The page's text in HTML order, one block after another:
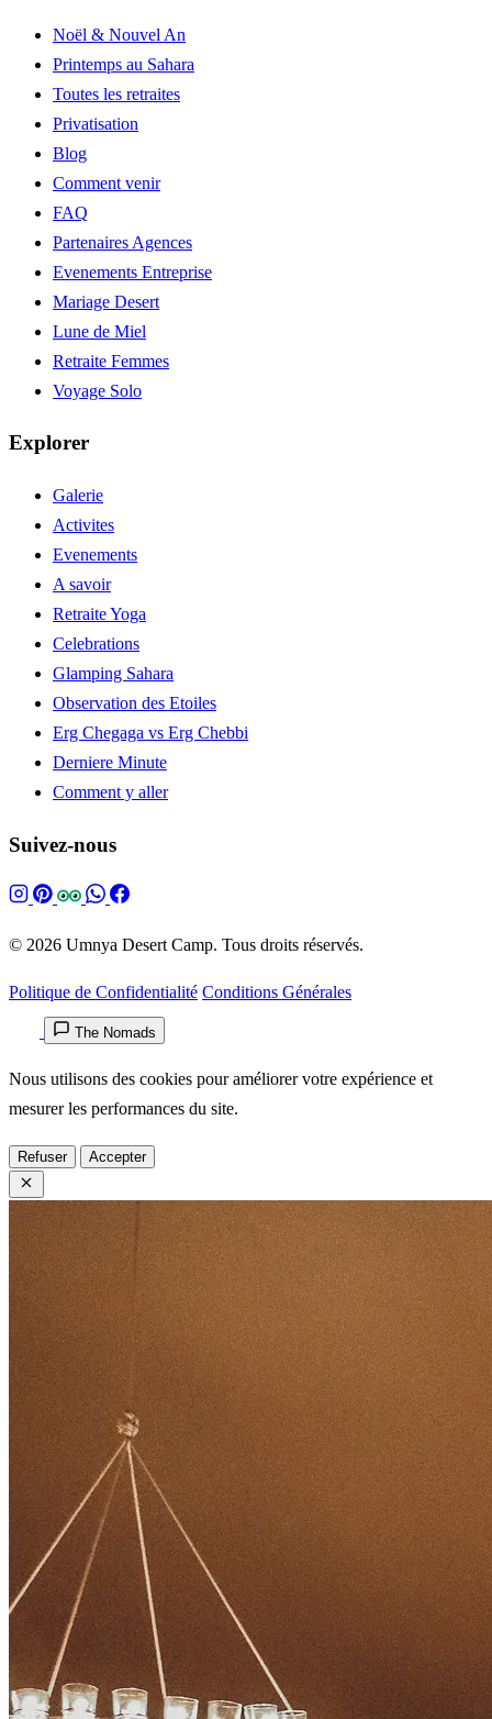
Noël & Nouvel An
Printemps au Sahara
Toutes les retraites
Privatisation
Blog
Comment venir
FAQ
Partenaires Agences
Evenements Entreprise
Mariage Desert
Lune de Miel
Retraite Femmes
Voyage Solo
Explorer
Galerie
Activites
Evenements
A savoir
Retraite Yoga
Celebrations
Glamping Sahara
Observation des Etoiles
Erg Chegaga vs Erg Chebbi
Derniere Minute
Comment y aller
Suivez-nous
© 2026 Umnya Desert Camp. Tous droits réservés.
Politique de Confidentialité Conditions Générales
The Nomads
Nous utilisons des cookies pour améliorer votre expérience et
mesurer les performances du site.
Refuser Accepter